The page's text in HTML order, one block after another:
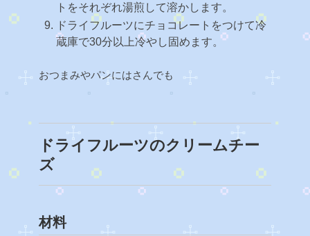
トをそれぞれ湯煎して溶かします。
ドライフルーツにチョコレートをつけて冷
蔵庫で30分以上冷やし固めます。
おつまみやパンにはさんでも
ドライフルーツのクリームチー
ズ
材料